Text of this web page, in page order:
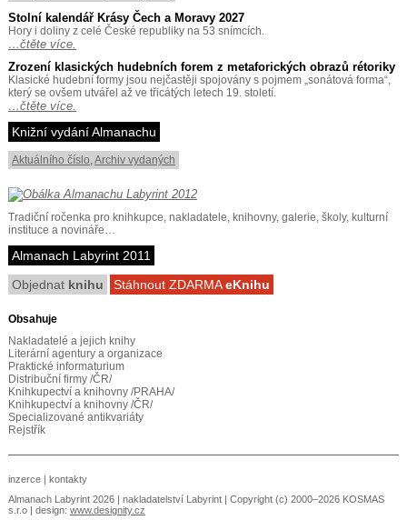
Stolní kalendář Krásy Čech a Moravy 2027
Hory i doliny z celé České republiky na 53 snímcích.
…čtěte více.
Zrození klasických hudebních forem z metaforických obrazů rétoriky
Klasické hudební formy jsou nejčastěji spojovány s pojmem „sonátová forma“,
který se ovšem utvářel až ve třicátých letech 19. století.
…čtěte více.
Knižní vydání Almanachu
Aktuálního číslo,Archiv vydaných
Tradiční ročenka pro knihkupce, nakladatele, knihovny, galerie, školy, kulturní
instituce a novináře…
Almanach Labyrint 2011
Objednat knihu Stáhnout ZDARMAeKnihu
Obsahuje
Nakladatelé a jejich knihy
Literární agentury a organizace
Praktické informaturium
Distribuční firmy /ČR/
Knihkupectví a knihovny /PRAHA/
Knihkupectví a knihovny /ČR/
Specializované antikvariáty
Rejstřík
inzerce| kontakty
Almanach Labyrint 2026 | nakladatelství Labyrint| Copyright (c) 2000–2026 KOSMAS
s.r.o | design: www.designity.cz